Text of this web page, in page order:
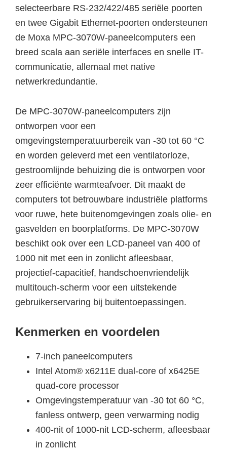
selecteerbare RS-232/422/485 seriële poorten
en twee Gigabit Ethernet-poorten ondersteunen
de Moxa MPC-3070W-paneelcomputers een
breed scala aan seriële interfaces en snelle IT-
communicatie, allemaal met native
netwerkredundantie.
De MPC-3070W-paneelcomputers zijn
ontworpen voor een
omgevingstemperatuurbereik van -30 tot 60 °C
en worden geleverd met een ventilatorloze,
gestroomlijnde behuizing die is ontworpen voor
zeer efficiënte warmteafvoer. Dit maakt de
computers tot betrouwbare industriële platforms
voor ruwe, hete buitenomgevingen zoals olie- en
gasvelden en boorplatforms. De MPC-3070W
beschikt ook over een LCD-paneel van 400 of
1000 nit met een in zonlicht afleesbaar,
projectief-capacitief, handschoenvriendelijk
multitouch-scherm voor een uitstekende
gebruikerservaring bij buitentoepassingen.
Kenmerken en voordelen
7-inch paneelcomputers
Intel Atom® x6211E dual-core of x6425E
quad-core processor
Omgevingstemperatuur van -30 tot 60 °C,
fanless ontwerp, geen verwarming nodig
400-nit of 1000-nit LCD-scherm, afleesbaar
in zonlicht